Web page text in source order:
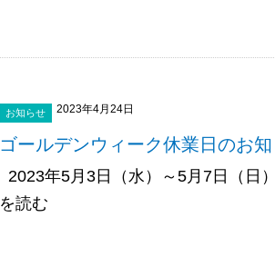
お知らせ 2023年4月24日
ゴールデンウィーク休業日のお
2023年5月3日（水）～5月7日（日
を読む